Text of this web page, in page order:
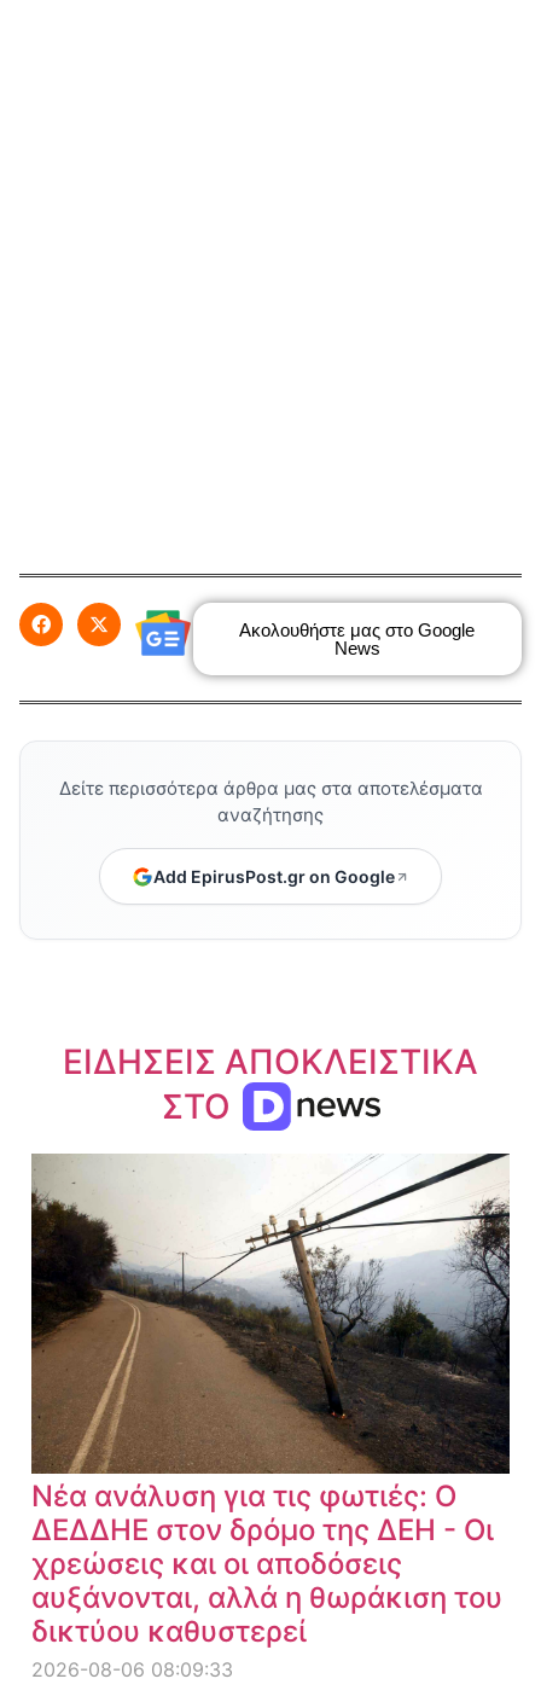
Ακολουθήστε μας στο Google
News
Δείτε περισσότερα άρθρα μας στα αποτελέσματα
αναζήτησης
Add EpirusPost.gr on Google
ΕΙΔΗΣΕΙΣ ΑΠΟΚΛΕΙΣΤΙΚΑ
ΣΤΟ
Νέα ανάλυση για τις φωτιές: Ο
ΔΕΔΔΗΕ στον δρόμο της ΔΕΗ - Οι
χρεώσεις και οι αποδόσεις
αυξάνονται, αλλά η θωράκιση του
δικτύου καθυστερεί
2026-08-06 08:09:33